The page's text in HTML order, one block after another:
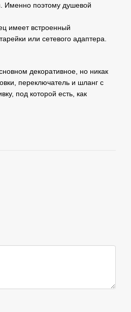
Именно поэтому душевой
имеет встроенный
или сетевого адаптера.
декоративное, но никак
переключатель и шланг с
под которой есть, как